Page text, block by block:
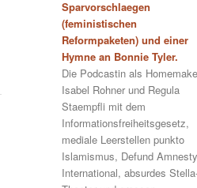
Sparvorschlaegen
(feministischen
Reformpaketen) und einer
Hymne an Bonnie Tyler.
Die Podcastin als
Isabel Rohner und Regula
Staempfli mit dem
Informationsfreiheitsgesetz,
mediale Leerstellen punkto
Islamismus, Defund Amnesty
International, absurdes